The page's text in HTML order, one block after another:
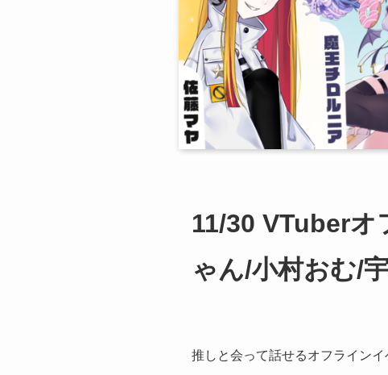
11/30 VTuberオ
ゃん/小村おむ/
推しと会って話せるオフライン